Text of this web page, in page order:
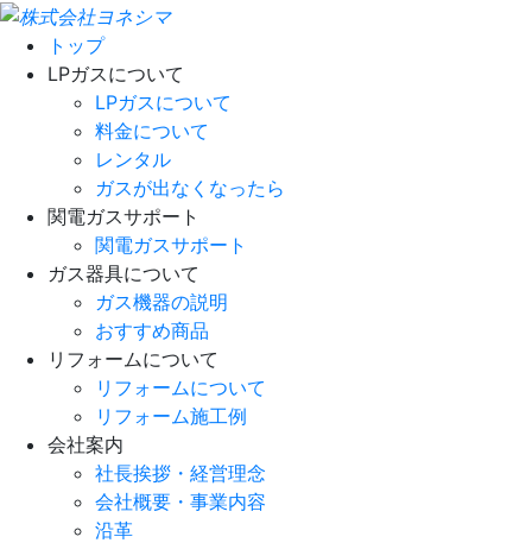
トップ
LPガスについて
LPガスについて
料金について
レンタル
ガスが出なくなったら
関電ガスサポート
関電ガスサポート
ガス器具について
ガス機器の説明
おすすめ商品
リフォームについて
リフォームについて
リフォーム施工例
会社案内
社長挨拶・経営理念
会社概要・事業内容
沿革